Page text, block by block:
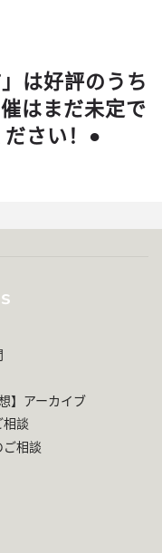
は好評のうち
はまだ未定で
さい！●
】アーカイブ
相談
相談